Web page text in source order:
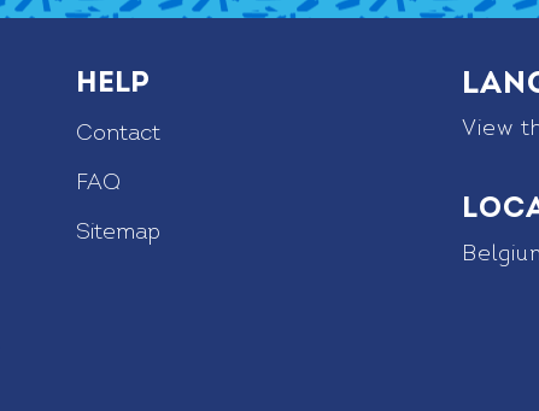
Help
Contact
FAQ
Sitemap
View